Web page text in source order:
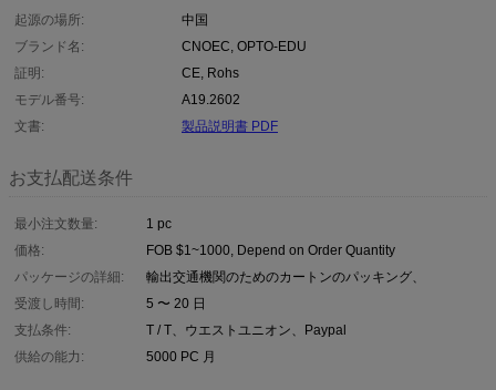
起源の場所:
中国
ブランド名:
CNOEC, OPTO-EDU
証明:
CE, Rohs
モデル番号:
A19.2602
文書:
製品説明書 PDF
お支払配送条件
最小注文数量:
1 pc
価格:
FOB $1~1000, Depend on Order Quantity
パッケージの詳細:
輸出交通機関のためのカートンのパッキング、
受渡し時間:
5 〜 20 日
支払条件:
T / T、ウエストユニオン、Paypal
供給の能力:
5000 PC 月